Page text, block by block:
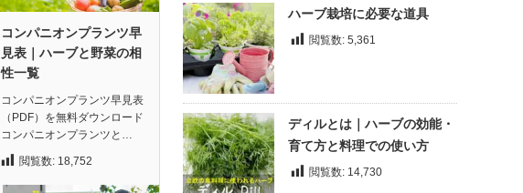
コンパニオンプランツ早
見表｜ハーブと野菜の相
性一覧
コンパニオンプランツ早見表
（PDF）を無料ダウンロード
コンパニオンプランツと…
閲覧数: 18,752
ハーブ栽培に必要な道具
閲覧数: 5,361
ディルとは｜ハーブの効能・
育て方と料理での使い方
閲覧数: 14,730